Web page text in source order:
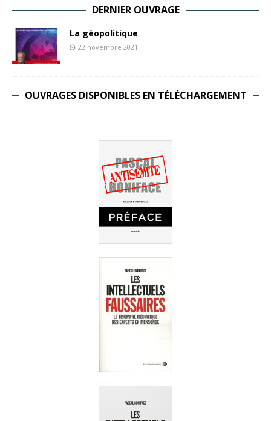
DERNIER OUVRAGE
La géopolitique
22 novembre 2021
OUVRAGES DISPONIBLES EN TÉLÉCHARGEMENT